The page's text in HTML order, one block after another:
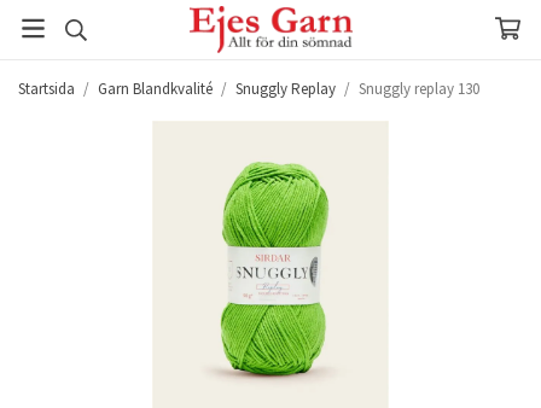
Startsida / Garn Blandkvalité / Snuggly Replay / Snuggly replay 130